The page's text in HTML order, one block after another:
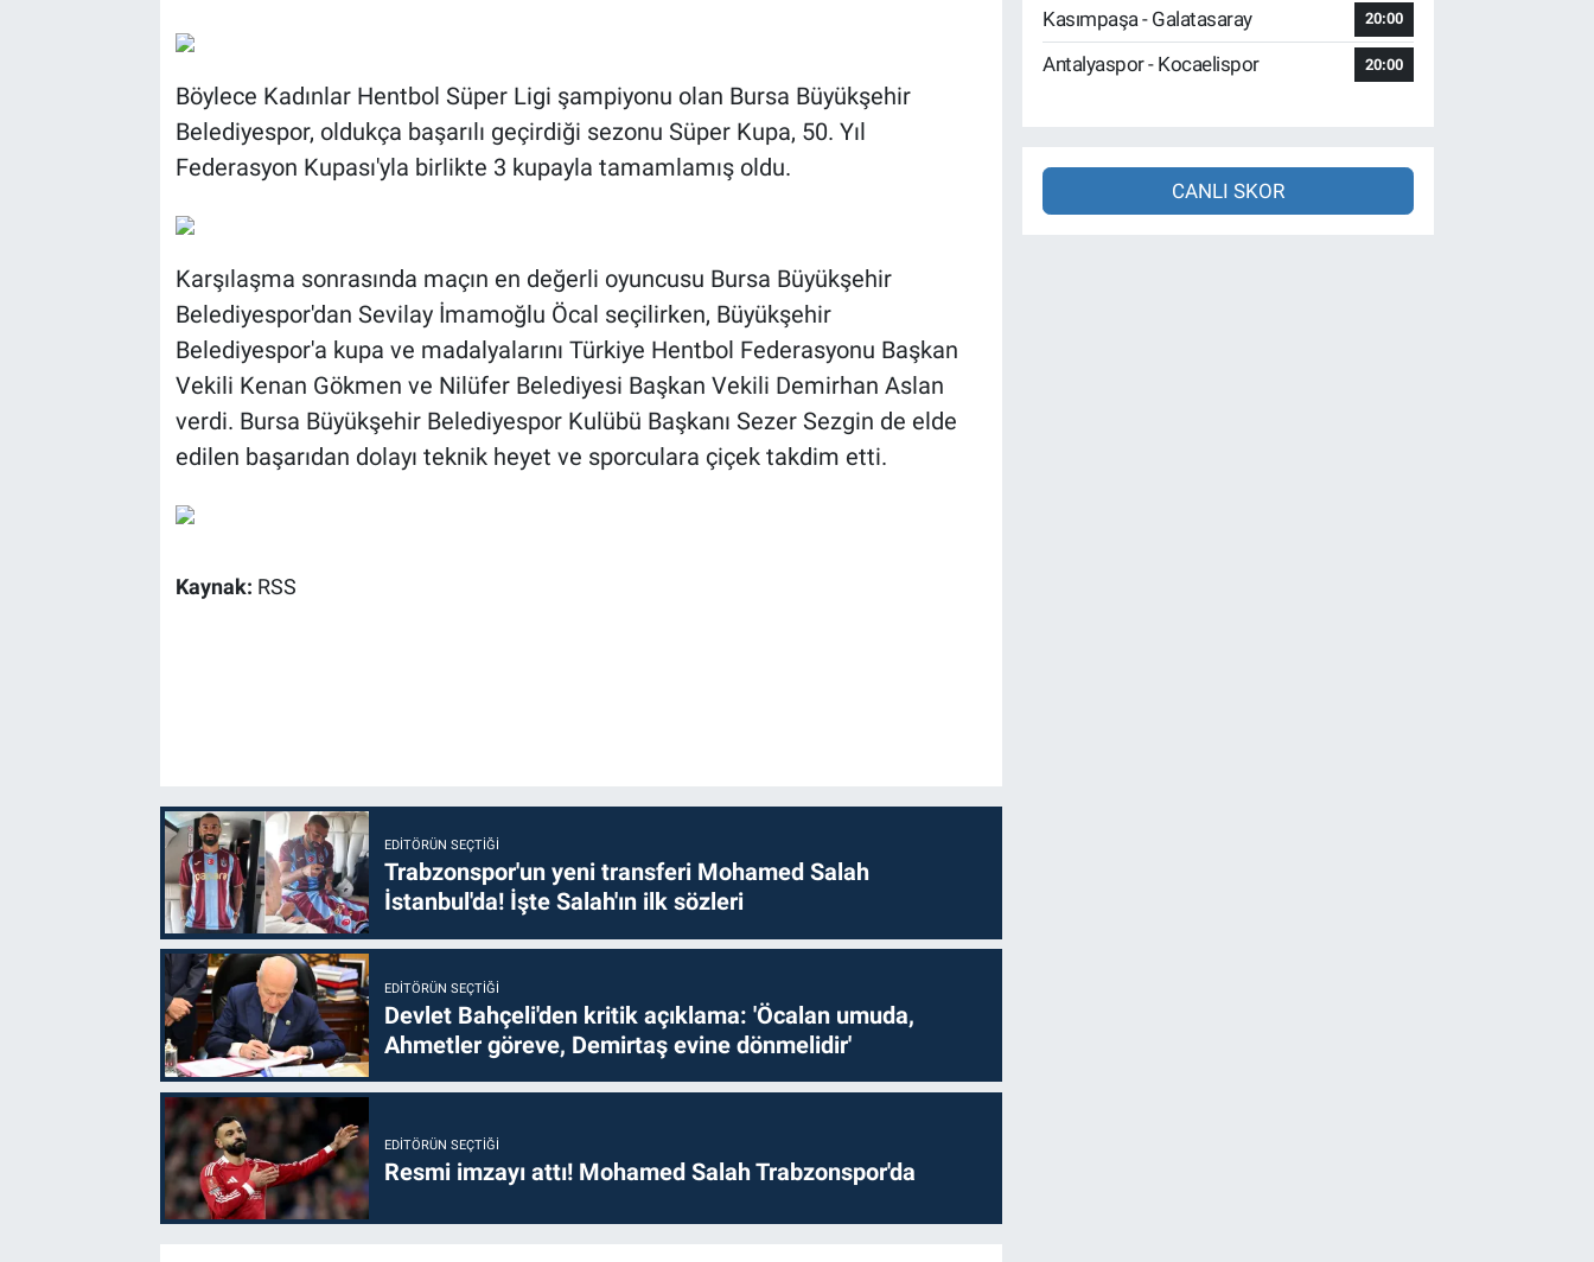
Böylece Kadınlar Hentbol Süper Ligi şampiyonu olan Bursa Büyükşehir
Belediyespor, oldukça başarılı geçirdiği sezonu Süper Kupa, 50. Yıl
Federasyon Kupası'yla birlikte 3 kupayla tamamlamış oldu.
Karşılaşma sonrasında maçın en değerli oyuncusu Bursa Büyükşehir
Belediyespor'dan Sevilay İmamoğlu Öcal seçilirken, Büyükşehir
Belediyespor'a kupa ve madalyalarını Türkiye Hentbol Federasyonu Başkan
Vekili Kenan Gökmen ve Nilüfer Belediyesi Başkan Vekili Demirhan Aslan
verdi. Bursa Büyükşehir Belediyespor Kulübü Başkanı Sezer Sezgin de elde
edilen başarıdan dolayı teknik heyet ve sporculara çiçek takdim etti.
Kaynak: RSS
EDITÖRÜN SEÇTIĞI
Trabzonspor'un yeni transferi Mohamed Salah
İstanbul'da! İşte Salah'ın ilk sözleri
EDITÖRÜN SEÇTIĞI
Devlet Bahçeli'den kritik açıklama: 'Öcalan umuda,
Ahmetler göreve, Demirtaş evine dönmelidir'
EDITÖRÜN SEÇTIĞI
Resmi imzayı attı! Mohamed Salah Trabzonspor'da
Kasımpaşa - Galatasaray 20:00
Antalyaspor - Kocaelispor 20:00
CANLI SKOR